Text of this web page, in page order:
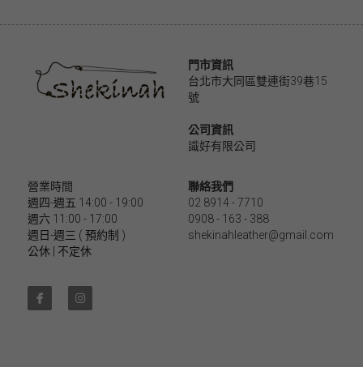
門市資訊
台北市大同區雙連街39巷15
號
公司資訊
識好有限公司
營業時間
週四-週五 14:00 - 19:00
週六 11:00 - 17:00
週日-週三 ( 預約制 )
公休 | 不定休
聯絡我們
02 8914 - 7710
0908 - 163 - 388
shekinahleather@gmail.com